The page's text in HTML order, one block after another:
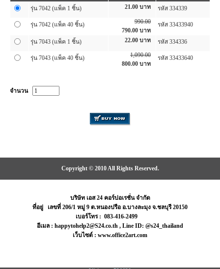
รุ่น 7042 (แพ็ค 1 ชิ้น)
21.00 บาท รหัส 334339
รุ่น 7042 (แพ็ค 40 ชิ้น)
990.00
790.00 บาท
รหัส 33433940
รุ่น 7043 (แพ็ค 1 ชิ้น) 22.00 บาท รหัส 334336
รุ่น 7043 (แพ็ค 40 ชิ้น)
1,090.00
800.00 บาท
รหัส 33433640
จำนวน
Copyright © 2010 All Rights Reserved.
บริษัท เอส 24 คอร์ปอเรชั่น จำกัด
ที่อยู่ เลขที่ 206/1 หมู่ 9 ต.หนองปรือ อ.บางละมุง จ.ชลบุรี 20150
เบอร์โทร : 083-416-2499
อีเมล : happytohelp2@S24.co.th , Line ID: @s24_thailand
เว็บไซต์ : www.office2art.com